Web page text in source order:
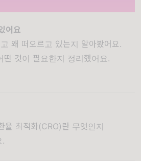
어요
왜 떠오르고 있는지 알아봤어요.
떤 것이 필요한지 정리했어요.
율 최적화(CRO)란 무엇인지
.